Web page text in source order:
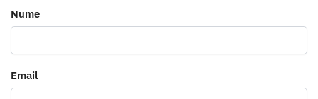
Nume
Email